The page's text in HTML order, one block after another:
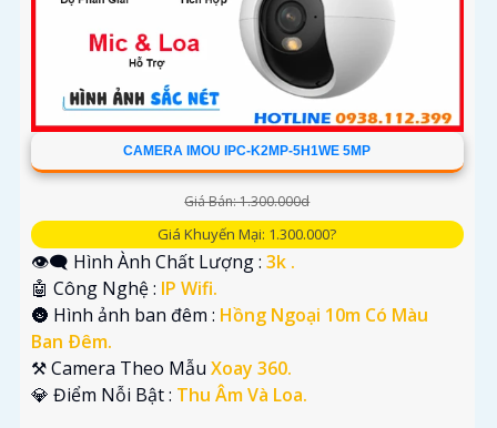
CAMERA IMOU IPC-K2MP-5H1WE 5MP
Giá Bán: 1.300.000d
Giá Khuyến Mại: 1.300.000?
👁️‍🗨 Hình Ành Chất Lượng : 3k .
🤖️ Công Nghệ : IP Wifi.
🌚 Hình ảnh ban đêm : Hồng Ngoại 10m Có Màu
Ban Ðêm.
⚒ Camera Theo Mẫu Xoay 360.
️💎 Điểm Nỗi Bật : Thu Âm Và Loa.